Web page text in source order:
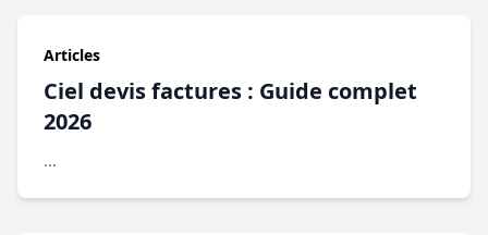
Articles
Ciel devis factures : Guide complet
2026
...